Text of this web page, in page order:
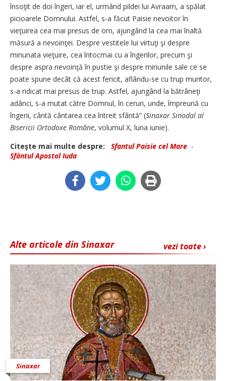
însoţit de doi îngeri, iar el, urmând pildei lui Avraam, a spălat
picioarele Domnului. Astfel, s-a făcut Paisie nevoitor în
vieţuirea cea mai presus de om, ajungând la cea mai înaltă
măsură a nevoinţei. Despre vestitele lui virtuţi şi despre
minunata vieţuire, cea întocmai cu a îngerilor, precum şi
despre aspra nevoinţă în pustie şi despre minunile sale ce se
poate spune decât că acest fericit, aflându-se cu trup muritor,
s-a ridicat mai presus de trup. Astfel, ajungând la bătrâneţi
adânci, s-a mutat către Domnul, în ceruri, unde, împreună cu
îngerii, cântă cântarea cea întreit sfântă” (Sinaxar Sinodal al
Bisericii Ortodoxe Române, volumul X, luna iunie).
Citeşte mai multe despre:
Sfantul Paisie cel Mare -
Sfântul Apostol Iuda
vezi toate ›
Alte articole din Sinaxar
Sinaxar